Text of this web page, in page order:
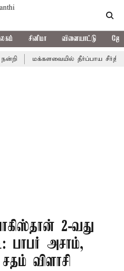
சினிமா விளையாட்டு
மக்களவையில் தீர்ப்பாய சீர்திருத்த
2-வது
பாபர் அசாம்,
விளாசி